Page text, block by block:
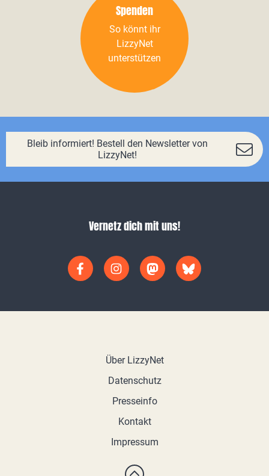
Spenden
So könnt ihr
LizzyNet
unterstützen
Bleib informiert! Bestell den Newsletter von
LizzyNet!
Vernetz dich mit uns!
Über LizzyNet
Datenschutz
Presseinfo
Kontakt
Impressum